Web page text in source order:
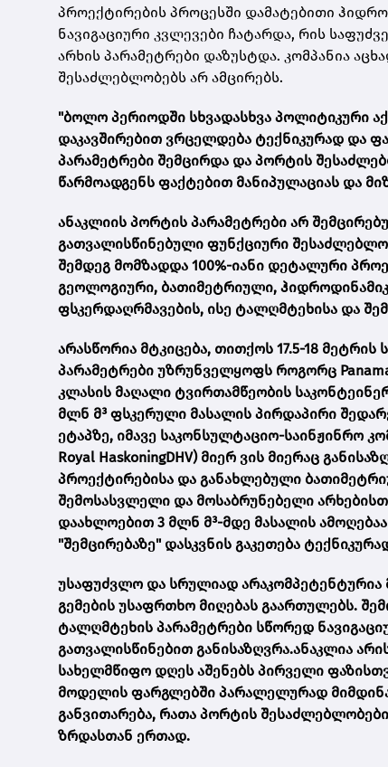
პროექტირების პროცესში დამატებითი
ნავიგაციური კვლევები ჩატარდა, რის
არხის პარამეტრები დაზუსტდა. კომპანია
შესაძლებლობებს არ ამცირებს.
"ბოლო პერიოდში სხვადასხვა პოლიტიკური
დაკავშირებით ვრცელდება ტექნიკურად და
პარამეტრები შემცირდა და პორტის
წარმოადგენს ფაქტებით მანიპულაციას და
ანაკლიის პორტის პარამეტრები არ
გათვალისწინებული ფუნქციური
შემდეგ მომზადდა 100%-იანი დეტალური
გეოლოგიური, ბათიმეტრიული,
ფსკერდაღრმავების, ისე ტალღმტეხისა და
არასწორია მტკიცება, თითქოს 17.5-18 მეტრის
პარამეტრები უზრუნველყოფს როგორც
კლასის მაღალი ტვირთამწეობის
მლნ მ³ ფსკერული მასალის პირდაპირი
ეტაპზე, იმავე საკონსულტაციო-საინჟინრო
Royal HaskoningDHV) მიერ ვის მიერაც
პროექტირებისა და განახლებული
შემოსასვლელი და მოსაბრუნებელი
დაახლოებით 3 მლნ მ³-მდე მასალის
"შემცირებაზე" დასკვნის გაკეთება
უსაფუძვლო და სრულიად არაკომპეტენტურია
გემების უსაფრთხო მიღებას გაართულებს.
ტალღმტეხის პარამეტრები სწორედ
გათვალისწინებით განისაზღვრა.ანაკლია
სახელმწიფო დღეს აშენებს პირველი
მოდელის ფარგლებში პარალელურად
განვითარება, რათა პორტის
ზრდასთან ერთად.